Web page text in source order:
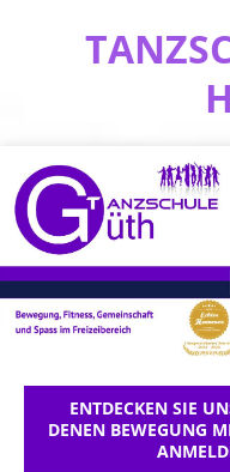
ENTDECKEN SIE
DENEN BEWEGUNG